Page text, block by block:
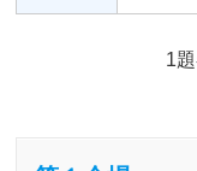
1